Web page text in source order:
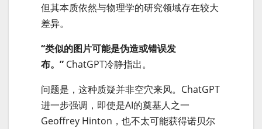
但其本质依然与物理学的研究领域存在较大
差异。
“类似的图片可能是伪造或错误发
布。” ChatGPT冷静指出。
问题是，这种质疑并非空穴来风。ChatGPT
进一步强调，即使是AI的奠基人之一
Geoffrey Hinton，也不太可能获得诺贝尔